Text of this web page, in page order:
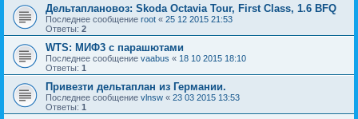
Дельтаплановоз: Skoda Octavia Tour, First Class, 1.6 BFQ
Последнее сообщение root « 25 12 2015 21:53
Ответы: 2
WTS: МИФ3 с парашютами
Последнее сообщение vaabus « 18 10 2015 18:10
Ответы: 1
Привезти дельтаплан из Германии.
Последнее сообщение vlnsw « 23 03 2015 13:53
Ответы: 1